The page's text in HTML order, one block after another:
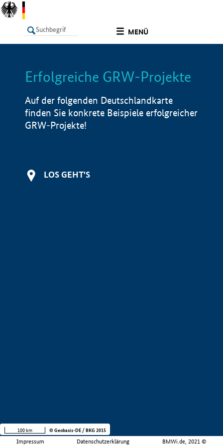
MENÜ
LISTE Info
Erfolgreiche GRW-Projekte
Auf der folgenden Deutschlandkarte
finden Sie konkrete Beispiele erfolgreicher
GRW-Projekte!
LOS GEHT'S
Impressum Datenschutzerklärung BMWi.de, 2021 ©
100 km © Geobasis-DE / BKG 2015